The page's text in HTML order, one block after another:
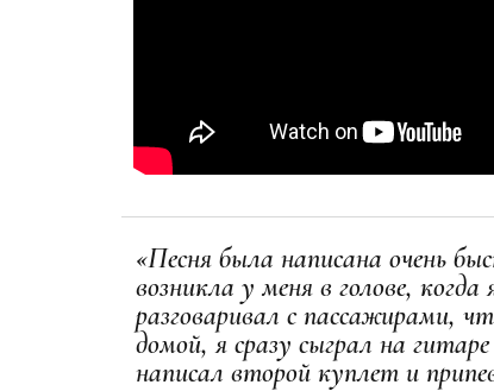
«Песня была написана очень
возникла у меня в голове,
разговаривал с пассажирами,
домой, я сразу сыграл на
написал второй куплет и